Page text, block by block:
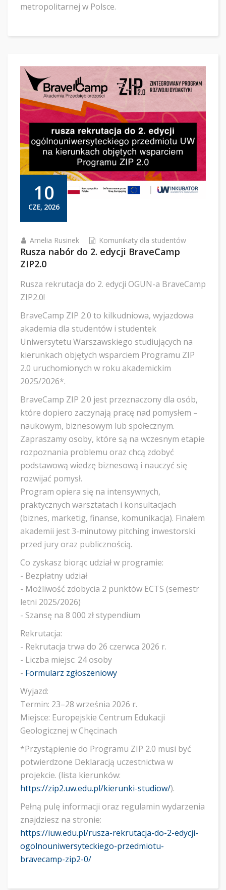
metropolitarnej w Polsce.
10
CZE, 2026
Amelia Rusinek Komunikaty dla studentów
Rusza nabór do 2. edycji BraveCamp
ZIP2.0
Rusza rekrutacja do 2. edycji OGUN-a BraveCamp
ZIP2.0!
BraveCamp ZIP 2.0 to kilkudniowa, wyjazdowa
akademia dla studentów i studentek
Uniwersytetu Warszawskiego studiujących na
kierunkach objętych wsparciem Programu ZIP
2.0 uruchomionych w roku akademickim
2025/2026*.
BraveCamp ZIP 2.0 jest przeznaczony dla osób,
które dopiero zaczynają pracę nad pomysłem –
naukowym, biznesowym lub społecznym.
Zapraszamy osoby, które są na wczesnym etapie
rozpoznania problemu oraz chcą zdobyć
podstawową wiedzę biznesową i nauczyć się
rozwijać pomysł.
Program opiera się na intensywnych,
praktycznych warsztatach i konsultacjach
(biznes, marketig, finanse, komunikacja). Finałem
akademii jest 3-minutowy pitching inwestorski
przed jury oraz publicznością.
Co zyskasz biorąc udział w programie:
- Bezpłatny udział
- Możliwość zdobycia 2 punktów ECTS (semestr
letni 2025/2026)
- Szansę na 8 000 zł stypendium
Rekrutacja:
- Rekrutacja trwa do 26 czerwca 2026 r.
- Liczba miejsc: 24 osoby
- Formularz zgłoszeniowy
Wyjazd:
Termin: 23–28 września 2026 r.
Miejsce: Europejskie Centrum Edukacji
Geologicznej w Chęcinach
*Przystąpienie do Programu ZIP 2.0 musi być
potwierdzone Deklaracją uczestnictwa w
projekcie. (lista kierunków:
https://zip2.uw.edu.pl/kierunki-studiow/).
Pełną pulę informacji oraz regulamin wydarzenia
znajdziesz na stronie:
https://iuw.edu.pl/rusza-rekrutacja-do-2-edycji-
ogolnouniwersyteckiego-przedmiotu-
bravecamp-zip2-0/